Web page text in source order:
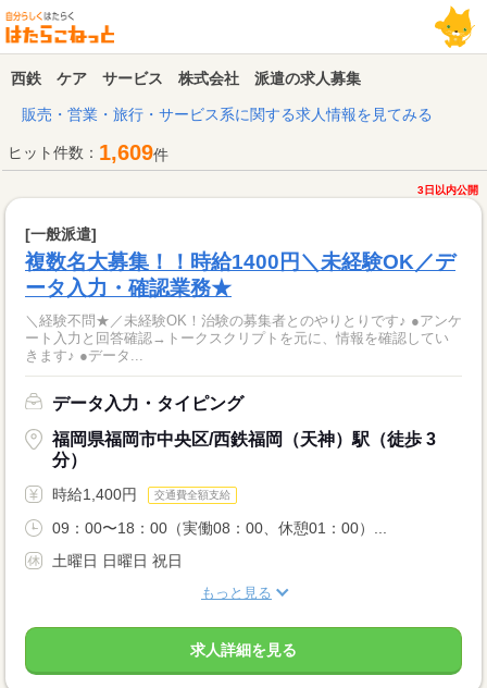
西鉄 ケア サービス 株式会社 派遣の求人募集
販売・営業・旅行・サービス系に関する求人情報を見てみる
ヒット件数： 1,609件
3日以内公開
[一般派遣]
複数名大募集！！時給1400円＼未経験OK／デ
ータ入力・確認業務★
＼経験不問★／未経験OK！治験の募集者とのやりとりです♪ ●アンケ
ート入力と回答確認→トークスクリプトを元に、情報を確認してい
きます♪ ●データ...
データ入力・タイピング
福岡県福岡市中央区/西鉄福岡（天神）駅（徒歩 3
分）
時給1,400円 交通費全額支給
09：00〜18：00（実働08：00、休憩01：00）...
土曜日 日曜日 祝日
もっと見る
求人詳細を見る